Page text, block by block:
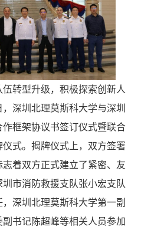
转型升级，积极探索创新人
深圳北理莫斯科大学与深圳
框架协议书签订仪式暨联合
式。揭牌仪式上，双方签署
着双方正式建立了紧密、友
市消防救援支队张小宏支队
深圳北理莫斯科大学第一副
书记陈超峰等相关人员参加